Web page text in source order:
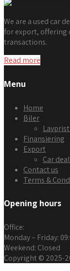
We are a used car
for export, offering
transactions.
Read more
Menu
Home
Biler
Finansiering
Export
Car
Contact us
Terms &
Opening hours
Office:
Monday – Friday:
Weekend: Closed
Copyright © 2025-